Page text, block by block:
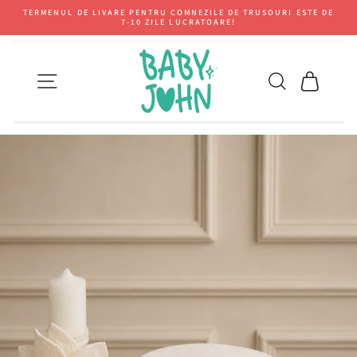
TERMENUL DE LIVARE PENTRU COMNEZILE DE TRUSOURI ESTE DE
7-10 ZILE LUCRATOARE!
NAVIGARE PE SITE CAUTARE